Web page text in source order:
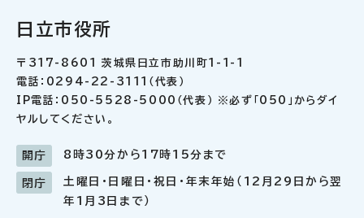
日立市役所
〒317-8601 茨城県日立市助川町1-1-1
電話：0294-22-3111（代表）
IP電話：050-5528-5000（代表） ※必ず「050」からダイ
ヤルしてください。
開庁 8時30分から17時15分まで
閉庁
土曜日・日曜日・祝日・年末年始（12月29日から翌
年1月3日まで）